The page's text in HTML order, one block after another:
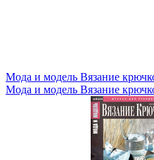
Мода и модель Вязание
Мода и модель Вязание